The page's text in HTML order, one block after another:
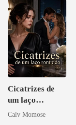
Cicatrizes de
um laço
rompido
Calv Momose